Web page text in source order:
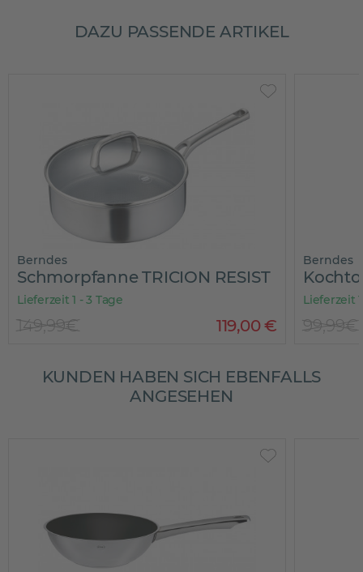
DAZU PASSENDE ARTIKEL
TRICION RESIST
Tage Lieferzeit 1 - 3 Tage
99,99€
KUNDEN HABEN SICH EBENFALLS
ANGESEHEN